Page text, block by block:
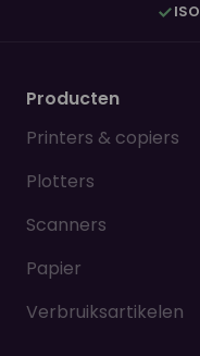
ISO
Producten
Printers & copiers
Plotters
Scanners
Papier
Verbruiksartikelen